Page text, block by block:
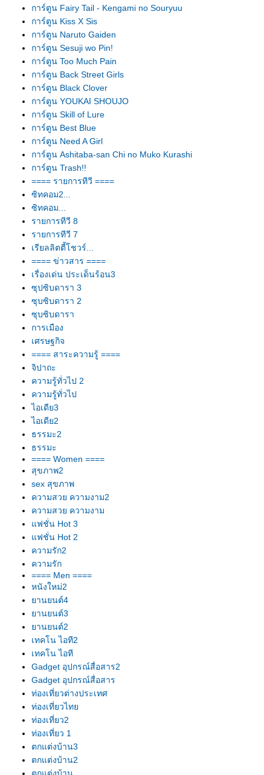
การ์ตูน Fairy Tail - Kengami no Souryuu
การ์ตูน Kiss X Sis
การ์ตูน Naruto Gaiden
การ์ตูน Sesuji wo Pin!
การ์ตูน Too Much Pain
การ์ตูน Back Street Girls
การ์ตูน Black Clover
การ์ตูน YOUKAI SHOUJO
การ์ตูน Skill of Lure
การ์ตูน Best Blue
การ์ตูน Need A Girl
การ์ตูน Ashitaba-san Chi no Muko Kurashi
การ์ตูน Trash!!
==== รายการทีวี ====
ซิทคอม2...
ซิทคอม...
รายการทีวี 8
รายการทีวี 7
เรียลลิตตี้โชวร์...
==== ข่าวสาร ====
เรื่องเด่น ประเด็นร้อน3
ซุปซิบดารา 3
ซุบซิบดารา 2
ซุบซิบดารา
การเมือง
เศรษฐกิจ
==== สาระความรู้ ====
จิปาถะ
ความรู้ทั่วไป 2
ความรู้ทั่วไป
ไอเดีย3
ไอเดีย2
ธรรมะ2
ธรรมะ
==== Women ====
สุขภาพ2
sex สุขภาพ
ความสวย ความงาม2
ความสวย ความงาม
ฟชั่น Hot 3
ฟชั่น Hot 2
ความรัก2
ความรัก
==== Men ====
หนังใหม่2
านยนต์4
านยนต์3
านยนต์2
เทคโน ไอที2
เทคโน ไอที
Gadget อุปกรณ์สื่อสาร2
Gadget อุปกรณ์สื่อสาร
ท่องเที่ยวต่างประเทศ
ท่องเที่ยวไท
ท่องเที่ยว2
ท่องเที่ยว 1
ตกแต่งบ้าน3
ตกแต่งบ้าน2